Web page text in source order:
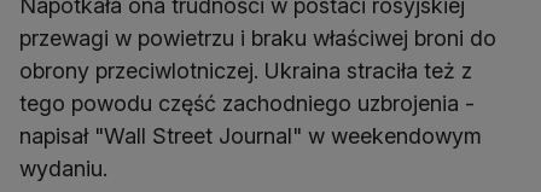
Napotkała ona trudności w postaci rosyjskiej
przewagi w powietrzu i braku właściwej broni do
obrony przeciwlotniczej. Ukraina straciła też z
tego powodu część zachodniego uzbrojenia -
napisał "Wall Street Journal" w weekendowym
wydaniu.